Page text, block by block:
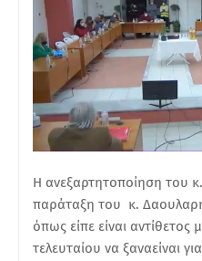
Η ανεξαρτητοποίηση του
παράταξη του κ.
όπως είπε είναι
τελευταίου να ξαναείναι